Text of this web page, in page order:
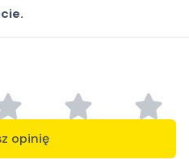
opinię